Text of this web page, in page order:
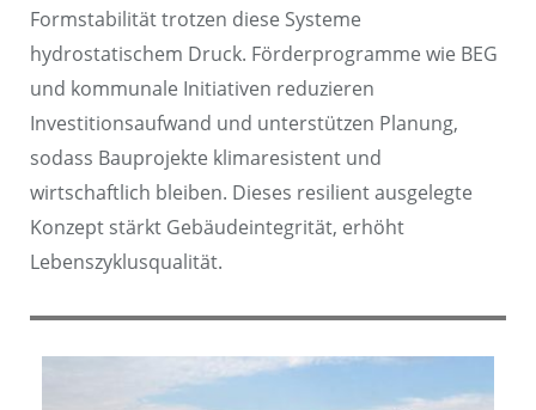
Formstabilität trotzen diese Systeme
hydrostatischem Druck. Förderprogramme wie BEG
und kommunale Initiativen reduzieren
Investitionsaufwand und unterstützen Planung,
sodass Bauprojekte klimaresistent und
wirtschaftlich bleiben. Dieses resilient ausgelegte
Konzept stärkt Gebäudeintegrität, erhöht
Lebenszyklusqualität.